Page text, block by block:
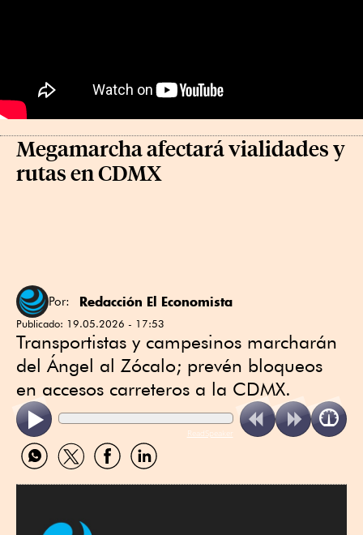
Megamarcha afectará vialidades y
rutas en CDMX
Por: Redacción El Economista
Publicado: 19.05.2026 - 17:53
Transportistas y campesinos marcharán
del Ángel al Zócalo; prevén bloqueos
en accesos carreteros a la CDMX.
ReadSpeaker
Compartir
por
Compartir
por
Compartir
por
Compartir
por